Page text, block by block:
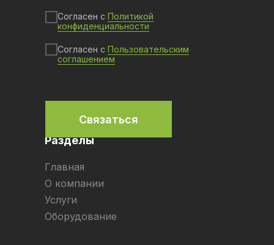
Разделы
Главная
О компании
Услуги
Оборудование
Согласен с Политикой
конфиденциальности
Согласен с Пользовательским
соглашением
Связаться